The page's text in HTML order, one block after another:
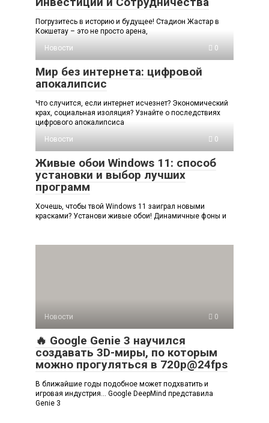
Погрузитесь в историю и будущее! Стадион Жастар в
Кокшетау – это не просто арена,
Новости
0
Мир без интернета: цифровой
апокалипсис
Что случится, если интернет исчезнет? Экономический
крах, социальная изоляция? Узнайте о последствиях
цифрового апокалипсиса
Новости
0
Живые обои Windows 11: способ
установки и выбор лучших
программ
Хочешь, чтобы твой Windows 11 заиграл новыми
красками? Установи живые обои! Динамичные фоны и
Новости 0
🔥 Google Genie 3 научился
создавать 3D-миры, по которым
можно прогуляться в 720p@24fps
В ближайшие годы подобное может подхватить и
игровая индустрия… Google DeepMind представила
Genie 3